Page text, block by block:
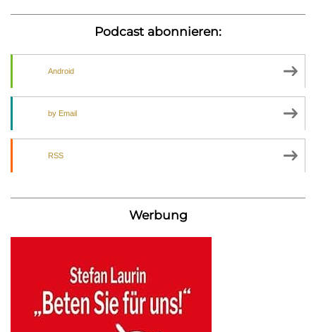
Podcast abonnieren:
Android
by Email
RSS
Werbung